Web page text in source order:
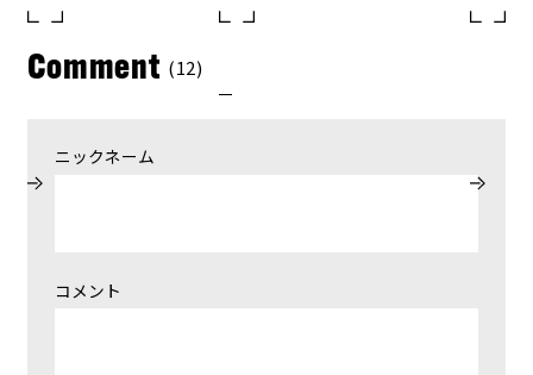
Comment (12)
ニックネーム
コメント